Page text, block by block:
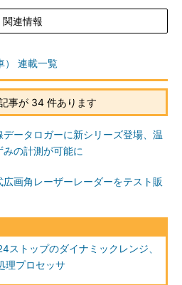
関連情報
） 連載一覧
事が 34 件あります
データロガーに新シリーズ登場、温
みの計測が可能に
広画角レーザーレーダーをテスト販
ストップのダイナミックレンジ、
理プロセッサ